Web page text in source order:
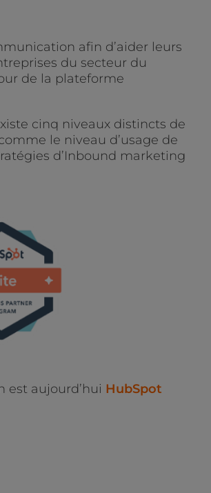
afin d’aider leurs
du secteur du
de la plateforme
cinq niveaux distincts de
le niveau d’usage de
d’Inbound marketing
est aujourd’hui HubSpot